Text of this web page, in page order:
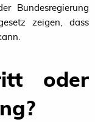
Bundesregierung
zeigen, dass
oder